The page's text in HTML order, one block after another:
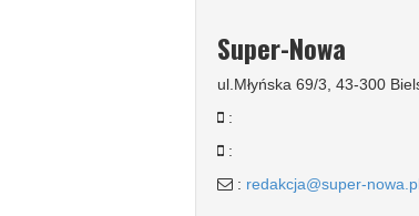
Super-Nowa
ul.Młyńska 69/3, 43-300
:
:
: redakcja@super-